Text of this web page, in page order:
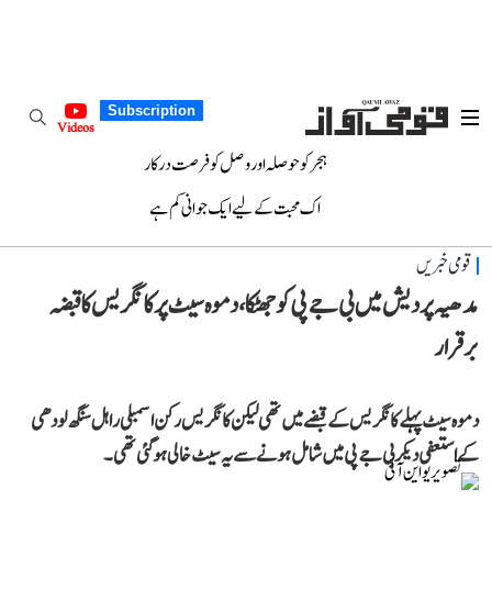
Subscription
Videos
ہجر کو حوصلہ اور وصل کو فرصت درکار
اک محبت کے لیے ایک جوانی کم ہے
قومی خبریں
مدھیہ پردیش میں بی جے پی کو جھٹکا، دموہ سیٹ پر کانگریس کا قبضہ
برقرار
دموہ سیٹ پہلے کانگریس کے قبضےمیں تھی لیکن کانگریس رکن اسمبلی راہل سنگھ لودھی
کے استعفی دیکر بی جے پی میں شامل ہونے سے یہ سیٹ خالی ہوگئی تھی۔